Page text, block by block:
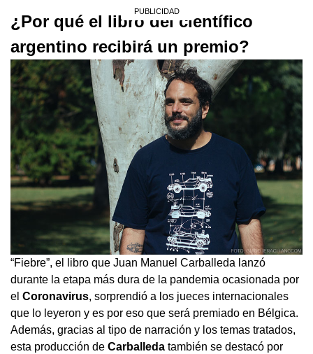
¿Por qué el libro del científico
argentino recibirá un premio?
“Fiebre”, el libro que Juan Manuel Carballeda lanzó
durante la etapa más dura de la pandemia ocasionada por
el Coronavirus, sorprendió a los jueces internacionales
que lo leyeron y es por eso que será premiado en Bélgica.
Además, gracias al tipo de narración y los temas tratados,
esta producción de Carballeda también se destacó por